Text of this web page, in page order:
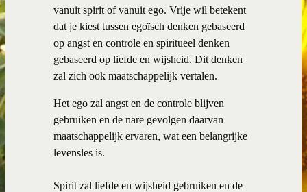
vanuit spirit of vanuit ego. Vrije wil betekent
dat je kiest tussen egoïsch denken gebaseerd
op angst en controle en spiritueel denken
gebaseerd op liefde en wijsheid. Dit denken
zal zich ook maatschappelijk vertalen.
Het ego zal angst en de controle blijven
gebruiken en de nare gevolgen daarvan
maatschappelijk ervaren, wat een belangrijke
levensles is.
Spirit zal liefde en wijsheid gebruiken en de